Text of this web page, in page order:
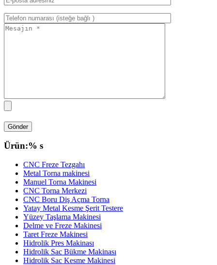
Ürün:% s
CNC Freze Tezgahı
Metal Torna makinesi
Manuel Torna Makinesi
CNC Torna Merkezi
CNC Boru Diş Açma Torna
Yatay Metal Kesme Şerit Testere
Yüzey Taşlama Makinesi
Delme ve Freze Makinesi
Taret Freze Makinesi
Hidrolik Pres Makinası
Hidrolik Sac Bükme Makinası
Hidrolik Sac Kesme Makinesi